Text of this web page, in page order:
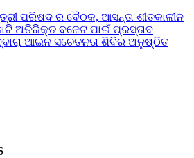
ପରିଷଦ ର ବୈଠକ, ଆସନ୍ତା ଶୀତକାଳୀନ
ଅତିରିକ୍ତ ବଜେଟ ପାଇଁ ପ୍ରସ୍ତାବ
ଆଇନ ସଚେତନତା ଶିବିର ଅନୁଷ୍ଠିତ